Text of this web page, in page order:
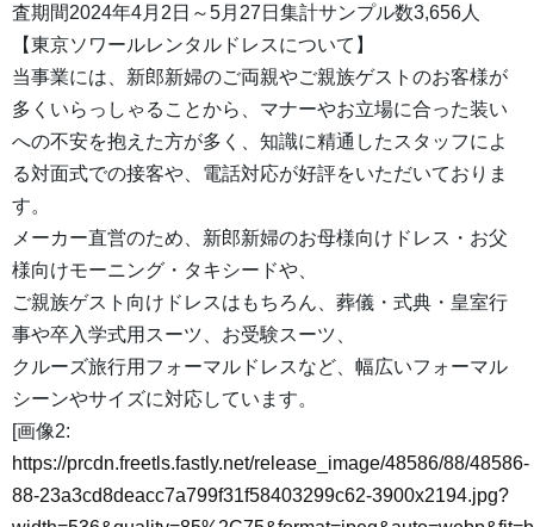
査期間2024年4月2日～5月27日集計サンプル数3,656人
【東京ソワールレンタルドレスについて】
当事業には、新郎新婦のご両親やご親族ゲストのお客様が
多くいらっしゃることから、マナーやお立場に合った装い
への不安を抱えた方が多く、知識に精通したスタッフによ
る対面式での接客や、電話対応が好評をいただいておりま
す。
メーカー直営のため、新郎新婦のお母様向けドレス・お父
様向けモーニング・タキシードや、
ご親族ゲスト向けドレスはもちろん、葬儀・式典・皇室行
事や卒入学式用スーツ、お受験スーツ、
クルーズ旅行用フォーマルドレスなど、幅広いフォーマル
シーンやサイズに対応しています。
[画像2:
https://prcdn.freetls.fastly.net/release_image/48586/88/48586-
88-23a3cd8deacc7a799f31f58403299c62-3900x2194.jpg?